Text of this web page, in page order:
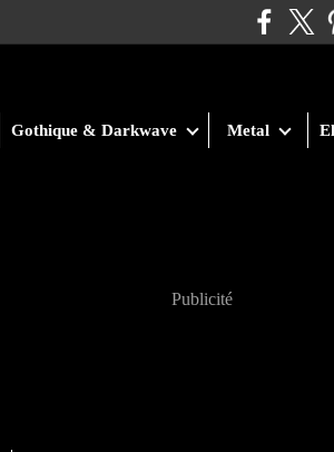
Gothique & Darkwave Metal
Publicité